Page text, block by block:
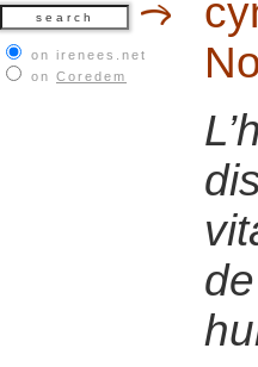
on irenees.net
on Coredem